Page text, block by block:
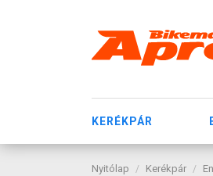
KERÉKPÁR
Nyitólap Kerékpár